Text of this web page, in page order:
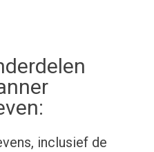
inclusief de